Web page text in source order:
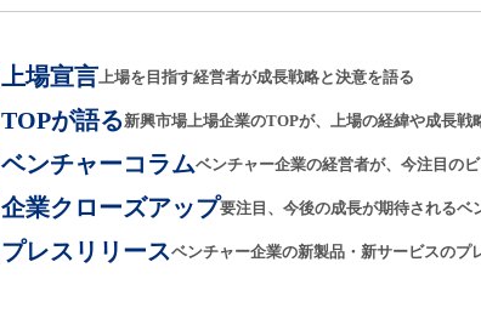
上場宣言上場を目指す経営者が成長戦略と決意を語る
TOPが語る新興市場上場企業のTOPが、上場の経緯や成長戦
ベンチャーコラムベンチャー企業の経営者が、今注目のビ
企業クローズアップ要注目、今後の成長が期待されるベ
プレスリリースベンチャー企業の新製品・新サービスのプ